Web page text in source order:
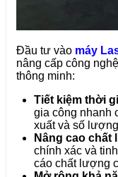
Đầu tư vào máy
nâng cấp công
thông minh:
Tiết kiệm thời
gia công nhanh
xuất và số
Nâng cao chất
chính xác và
cáo chất lượng